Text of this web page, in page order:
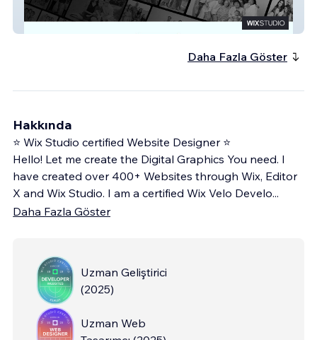
Alyfe Remembered
Daha Fazla Göster
Hakkında
⭐ Wix Studio certified Website Designer ⭐
Hello! Let me create the Digital Graphics You need. I
have created over 400+ Websites through Wix, Editor
X and Wix Studio. I am a certified Wix Velo Develo...
Daha Fazla Göster
Uzman Geliştirici
(2025)
Uzman Web